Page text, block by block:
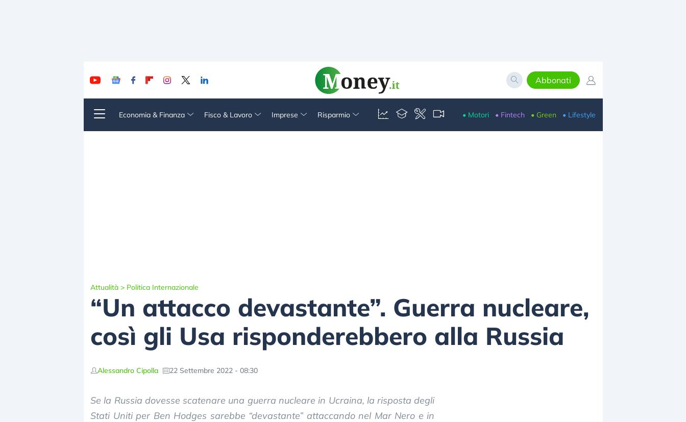
Abbonati
Economia & Finanza Fisco & Lavoro Imprese Risparmio • Motori • Fintech • Green • Lifestyle
Attualità > Politica Internazionale
“Un attacco devastante”. Guerra nucleare,
così gli Usa risponderebbero alla Russia
Alessandro Cipolla 22 Settembre 2022 - 08:30
Se la Russia dovesse scatenare una guerra nucleare in Ucraina, la risposta degli
Stati Uniti per Ben Hodges sarebbe “devastante” attaccando nel Mar Nero e in